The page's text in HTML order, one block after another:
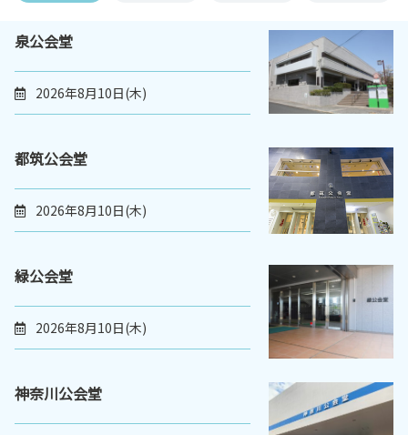
泉公会堂
2026年8月10日(木)
都筑公会堂
2026年8月10日(木)
緑公会堂
2026年8月10日(木)
神奈川公会堂